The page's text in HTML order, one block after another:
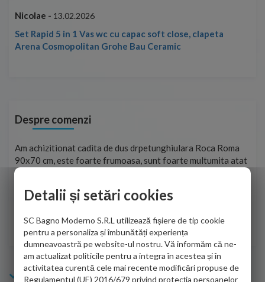
Nicolae - 13.02.2026
Set Rapid 5 in 1 Vas wc cu capac soft close, clapeta
Arena Cosmopolitan Grohe Bau Ceramic
Despre comenzi
Am achizitionat cadita de dus drpetunghiulara Roca Roma
90x70 cm, este foarte frumoasa, sunt foarte multumita atat
de personalul firmei dvs. cu care am colaborat in obtinerea
adus coletul in siguranta.Numai bine, va doresc!
Sofrone Viviana -28.07.2026
Info Bagno
Detalii și setări cookies
SC Bagno Moderno S.R.L utilizează fișiere de tip cookie
pentru a personaliza și îmbunătăți experiența
dumneavoastră pe website-ul nostru. Vă informăm că ne-
am actualizat politicile pentru a integra în acestea și în
activitatea curentă cele mai recente modificări propuse de
Regulamentul (UE) 2016/679 privind protecția persoanelor